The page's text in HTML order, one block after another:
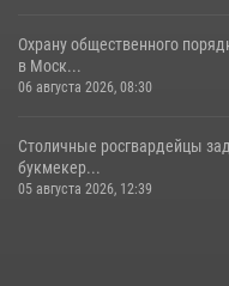
Охрану общественного
в Моск...
06 августа 2026, 08:30
Столичные росгвардейцы
букмекер...
05 августа 2026, 12:39